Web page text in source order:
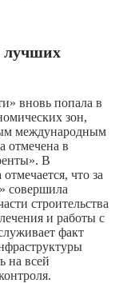
лучших
вновь попала в
зон,
международным
отмечена в
В
что за
совершила
строительства
и работы с
факт
на всей